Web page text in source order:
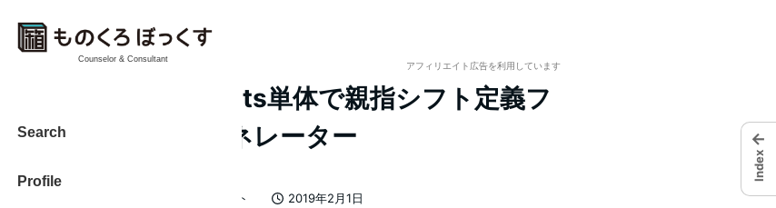
Counselor & Consultant
Search
Profile
アフィリエイト広告を利用しています
Karabiner-Elements単体で親指シフト定義フ
ァイルを作るジェネレーター
2019年2月1日
親指シフト
←
Index